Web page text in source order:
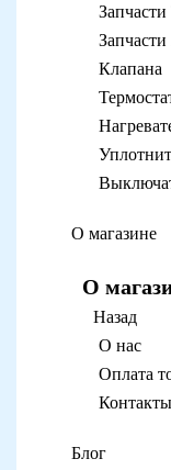
Клапана
О магазине
О
Назад
О нас
Оплата
Контакты
Блог